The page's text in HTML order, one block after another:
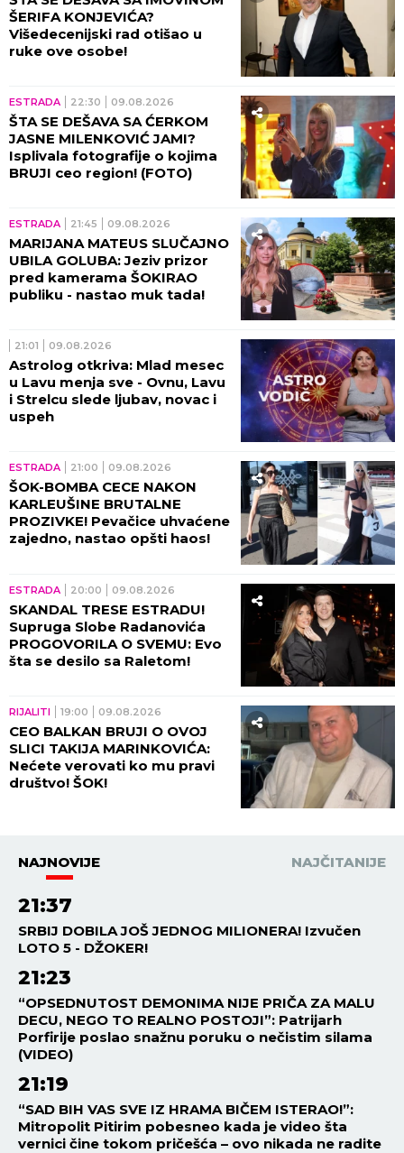
ŠERIFA KONJEVIĆA?
Višedecenijski rad otišao u
ruke ove osobe!
ESTRADA 22:30 09.08.2026
ŠTA SE DEŠAVA SA ĆERKOM
JASNE MILENKOVIĆ JAMI?
Isplivala fotografije o kojima
BRUJI ceo region! (FOTO)
ESTRADA 21:45 09.08.2026
MARIJANA MATEUS SLUČAJNO
UBILA GOLUBA: Jeziv prizor
pred kamerama ŠOKIRAO
publiku - nastao muk tada!
21:01 09.08.2026
Astrolog otkriva: Mlad mesec
u Lavu menja sve - Ovnu, Lavu
i Strelcu slede ljubav, novac i
uspeh
ESTRADA 21:00 09.08.2026
ŠOK-BOMBA CECE NAKON
KARLEUŠINE BRUTALNE
PROZIVKE! Pevačice uhvaćene
zajedno, nastao opšti haos!
ESTRADA 20:00 09.08.2026
SKANDAL TRESE ESTRADU!
Supruga Slobe Radanovića
PROGOVORILA O SVEMU: Evo
šta se desilo sa Raletom!
RIJALITI 19:00 09.08.2026
CEO BALKAN BRUJI O OVOJ
SLICI TAKIJA MARINKOVIĆA:
Nećete verovati ko mu pravi
društvo! ŠOK!
NAJNOVIJE NAJČITANIJE
21:37
SRBIJ DOBILA JOŠ JEDNOG MILIONERA! Izvučen
LOTO 5 - DŽOKER!
21:23
“OPSEDNUTOST DEMONIMA NIJE PRIČA ZA MALU
DECU, NEGO TO REALNO POSTOJI”: Patrijarh
Porfirije poslao snažnu poruku o nečistim silama
(VIDEO)
21:19
“SAD BIH VAS SVE IZ HRAMA BIČEM ISTERAO!”:
Mitropolit Pitirim pobesneo kada je video šta
vernici čine tokom pričešća – ovo nikada ne radite